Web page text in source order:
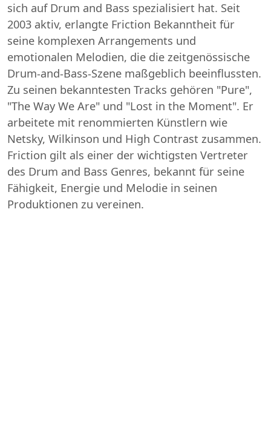
sich auf Drum and Bass spezialisiert hat. Seit
2003 aktiv, erlangte Friction Bekanntheit für
seine komplexen Arrangements und
emotionalen Melodien, die die zeitgenössische
Drum-and-Bass-Szene maßgeblich beeinflussten.
Zu seinen bekanntesten Tracks gehören "Pure",
"The Way We Are" und "Lost in the Moment". Er
arbeitete mit renommierten Künstlern wie
Netsky, Wilkinson und High Contrast zusammen.
Friction gilt als einer der wichtigsten Vertreter
des Drum and Bass Genres, bekannt für seine
Fähigkeit, Energie und Melodie in seinen
Produktionen zu vereinen.